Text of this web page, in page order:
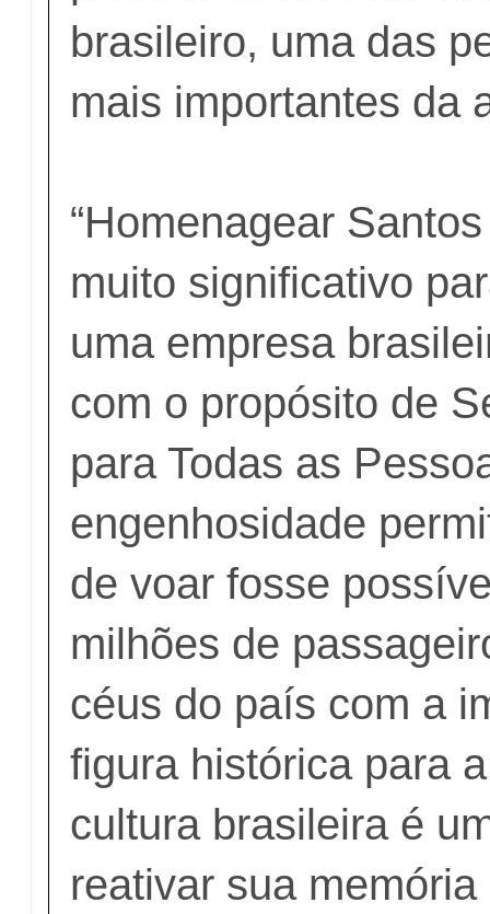
brasileiro, uma das
mais importantes da
“Homenagear
muito significativo
uma empresa
com o propósito de
para Todas as
engenhosidade
de voar fosse
milhões de
céus do país com a
figura histórica para
cultura brasileira é
reativar sua